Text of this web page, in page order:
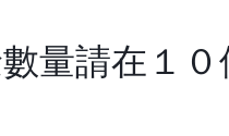
量請在１